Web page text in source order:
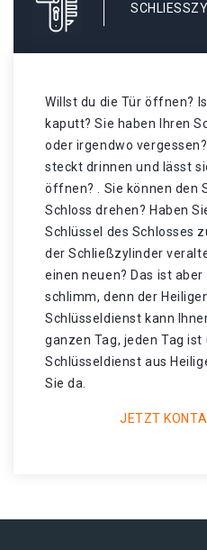
Willst du die Tür öffnen?
kaputt? Sie haben Ihren
oder irgendwo vergessen?
steckt drinnen und lässt
öffnen? . Sie können den
Schloss drehen? Haben
Schlüssel des Schlosses
der Schließzylinder
einen neuen? Das ist
schlimm, denn der
Schlüsseldienst kann
ganzen Tag, jeden Tag ist
Schlüsseldienst aus
Sie da.
JETZT